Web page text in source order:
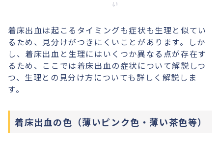
い
着床出血は起こるタイミングも症状も生理と似てい
るため、見分けがつきにくいことがあります。しか
し、着床出血と生理にはいくつか異なる点が存在す
るため、ここでは着床出血の症状について解説しつ
つ、生理との見分け方についても詳しく解説しま
す。
着床出血の色（薄いピンク色・薄い茶色等）